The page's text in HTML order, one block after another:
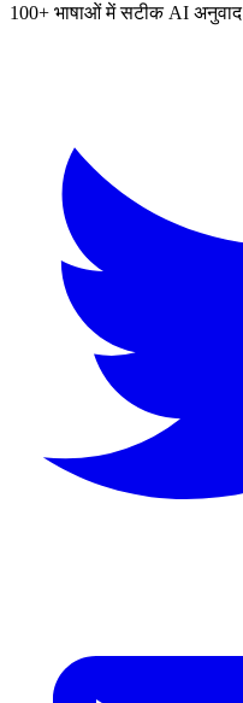
100+ भाषाओं में सटीक AI अनुवाद